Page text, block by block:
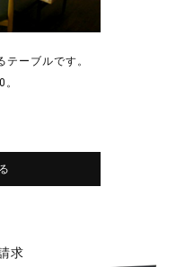
ーブルです。
求